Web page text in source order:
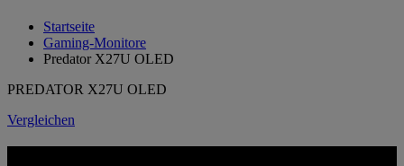
Startseite
Gaming-Monitore
Predator X27U OLED
PREDATOR X27U OLED
Vergleichen